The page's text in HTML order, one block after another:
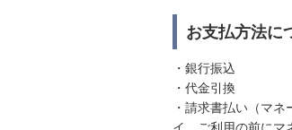
お支払方法に
・銀行振込
・代金引換
・請求書払い（マ
イ。ご利用の前にマ